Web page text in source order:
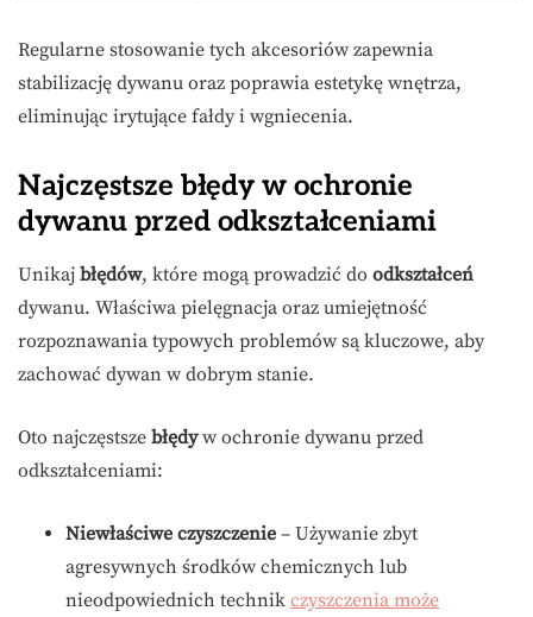
Regularne stosowanie tych akcesoriów zapewnia
stabilizację dywanu oraz poprawia estetykę wnętrza,
eliminując irytujące fałdy i wgniecenia.
Najczęstsze błędy w ochronie
dywanu przed odkształceniami
Unikaj błędów, które mogą prowadzić do odkształceń
dywanu. Właściwa pielęgnacja oraz umiejętność
rozpoznawania typowych problemów są kluczowe, aby
zachować dywan w dobrym stanie.
Oto najczęstsze błędyw ochronie dywanu przed
odkształceniami:
Niewłaściwe czyszczenie – Używanie zbyt
agresywnych środków chemicznych lub
nieodpowiednich technik czyszczenia może